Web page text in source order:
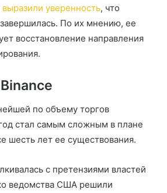
выразили уверенность, что
По их мнению, ее
восстановление направления
по объему торгов
стал самым сложным в плане
шесть лет ее существования.
с претензиями властей
ведомства США решили